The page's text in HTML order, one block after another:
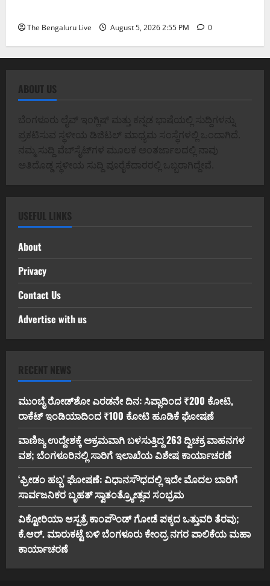
The Bengaluru Live August 5, 2026 2:55 PM 0
ABOUT US
ಬೆಂಗಳೂರು ಲೈವ್ ಇಂಗ್ಲಿಷ್ ಮತ್ತು ಕನ್ನಡ ಭಾಷೆಯಲ್ಲಿ ಸುದ್ದಿಗಳನ್ನು
ಪ್ರಕಟಿಸುವ ಸ್ಥಳೀಯ ಡಿಜಿಟಲ್ ಮಾಧ್ಯಮ ಸಂಸ್ಥೆಗಳಲ್ಲಿ ಒಂದಾಗಿದೆ.
ನಮ್ಮ ಸುದ್ದಿ ವೆಬ್‌ಸೈಟ್‌ಗಳ ಮೂಲಕ ಅಂತರ್ಜಾಲದಲ್ಲಿ ನಾವು
ಅತಿದೊಡ್ಡ ಸ್ಥಳೀಯ ಸುದ್ದಿ ಪೂರೈಕೆದಾರರಲ್ಲಿ ಒಬ್ಬರಾಗಿದ್ದೇವೆ.
USEFUL LINKS
About
Privacy
Contact Us
Advertise with us
RECENT NEWS
ಮುಂಬೈ ರೋಡ್‌ಶೋ ಎರಡನೇ ದಿನ: ಸಿಪ್ಲಾದಿಂದ ₹200 ಕೋಟಿ,
ರಾಕೆಟ್ ಇಂಡಿಯಾದಿಂದ ₹100 ಕೋಟಿ ಹೂಡಿಕೆ ಘೋಷಣೆ
ವಾಣಿಜ್ಯ ಉದ್ದೇಶಕ್ಕೆ ಅಕ್ರಮವಾಗಿ ಬಳಸುತ್ತಿದ್ದ 263 ದ್ವಿಚಕ್ರ ವಾಹನಗಳ
ವಶ; ಬೆಂಗಳೂರಿನಲ್ಲಿ ಸಾರಿಗೆ ಇಲಾಖೆಯ ವಿಶೇಷ ಕಾರ್ಯಾಚರಣೆ
‘ಫ್ರೀಡಂ ಹಬ್ಬ’ ಘೋಷಣೆ: ವಿಧಾನಸೌಧದಲ್ಲಿ ಇದೇ ಮೊದಲ ಬಾರಿಗೆ
ಸಾರ್ವಜನಿಕರ ಬೃಹತ್ ಸ್ವಾತಂತ್ರ್ಯೋತ್ಸವ ಸಂಭ್ರಮ
ವಿಕ್ಟೋರಿಯಾ ಆಸ್ಪತ್ರೆ ಕಾಂಪೌಂಡ್ ಗೋಡೆ ಪಕ್ಕದ ಒತ್ತುವರಿ ತೆರವು;
ಕೆ.ಆರ್. ಮಾರುಕಟ್ಟೆ ಬಳಿ ಬೆಂಗಳೂರು ಕೇಂದ್ರ ನಗರ ಪಾಲಿಕೆಯ ಮಹಾ
ಕಾರ್ಯಾಚರಣೆ